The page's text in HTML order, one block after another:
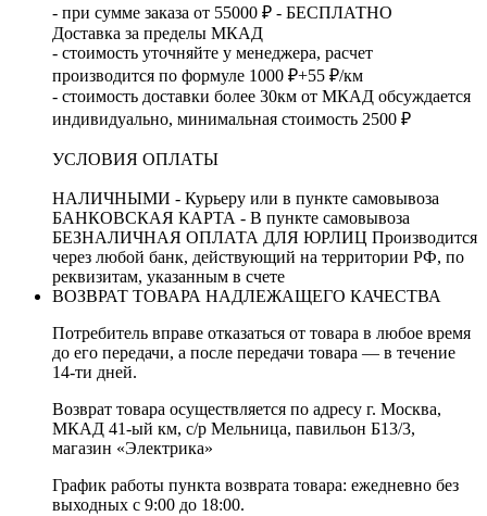
- при сумме заказа от 55000 ₽ - БЕСПЛАТНО
Доставка за пределы МКАД
- стоимость уточняйте у менеджера, расчет
производится по формуле 1000 ₽+55 ₽/км
- стоимость доставки более 30км от МКАД обсуждается
индивидуально, минимальная стоимость 2500 ₽
УСЛОВИЯ ОПЛАТЫ
НАЛИЧНЫМИ - Курьеру или в пункте самовывоза
БАНКОВСКАЯ КАРТА - В пункте самовывоза
БЕЗНАЛИЧНАЯ ОПЛАТА ДЛЯ ЮРЛИЦ Производится
через любой банк, действующий на территории РФ, по
реквизитам, указанным в счете
ВОЗВРАТ ТОВАРА НАДЛЕЖАЩЕГО КАЧЕСТВА
Потребитель вправе отказаться от товара в любое время
до его передачи, а после передачи товара — в течение
14-ти дней.
Возврат товара осуществляется по адресу г. Москва,
МКАД 41-ый км, с/р Мельница, павильон Б13/3,
магазин «Электрика»
График работы пункта возврата товара: ежедневно без
выходных с 9:00 до 18:00.